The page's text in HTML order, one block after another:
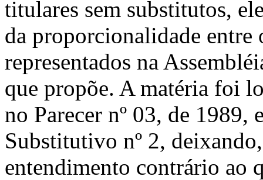
titulares sem substitutos,
da proporcionalidade entre
representados na
que propõe. A matéria foi
no Parecer nº 03, de 1989,
Substitutivo nº 2,
entendimento contrário ao